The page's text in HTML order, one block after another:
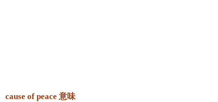
cause of peace 意味